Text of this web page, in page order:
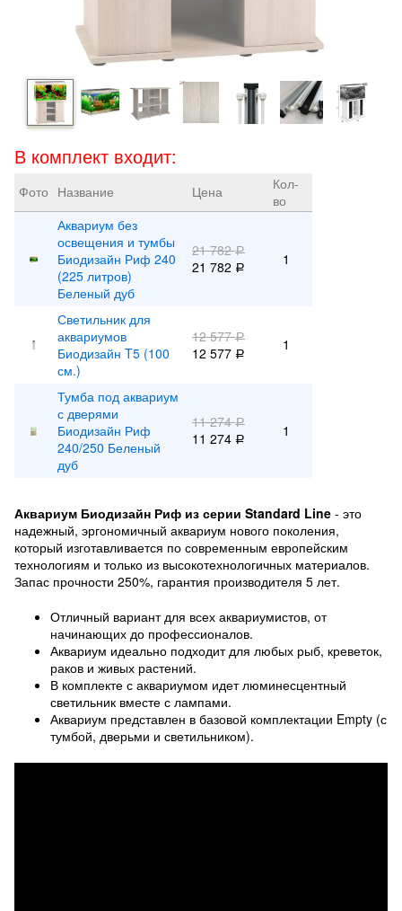
В комплект входит:
Фото Название Цена
Кол-
во
Аквариум без
освещения и тумбы
Биодизайн Риф 240
(225 литров)
Беленый дуб
21 782Р
21 782 Р 1
Светильник для
аквариумов
Биодизайн T5 (100
см.)
12 577Р
12 577 Р
1
Тумба под аквариум
с дверями
Биодизайн Риф
240/250 Беленый
дуб
11 274Р
11 274 Р 1
Аквариум Биодизайн Риф из серии Standard Line - это
надежный, эргономичный аквариум нового поколения,
который изготавливается по современным европейским
технологиям и только из высокотехнологичных материалов.
Запас прочности 250%, гарантия производителя 5 лет.
Отличный вариант для всех аквариумистов, от
начинающих до профессионалов.
Аквариум идеально подходит для любых рыб, креветок,
раков и живых растений.
В комплекте с аквариумом идет люминесцентный
светильник вместе с лампами.
Аквариум представлен в базовой комплектации Empty (с
тумбой, дверьми и светильником).